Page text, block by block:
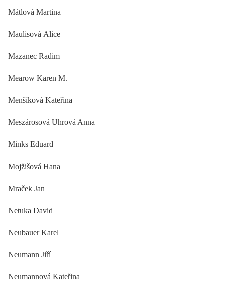
Mátlová Martina
Maulisová Alice
Mazanec Radim
Mearow Karen M.
Menšíková Kateřina
Meszárosová Uhrová Anna
Minks Eduard
Mojžišová Hana
Mraček Jan
Netuka David
Neubauer Karel
Neumann Jiří
Neumannová Kateřina